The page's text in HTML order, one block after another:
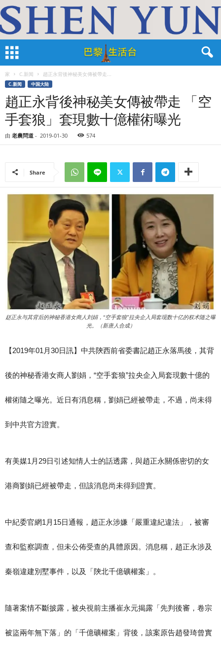
家 C.新闻 趙正永背後神秘美女傳被帶走...
C.新闻 中国大陆
趙正永背後神秘美女傳被帶走 「空
手套狼」套現數十億權術曝光
由 老農問道 - 2019-01-30 574
Share
赵正永与其背后的神秘香港女商人刘娟，“空手套狼”拉央企入局套现数十亿的权术随之曝
光。（新唐人合成）
【2019年01月30日訊】中共陝西前省委書記趙正永落馬後，其背
後的神秘香港女商人劉娟，“空手套狼”拉央企入局套現數十億的
權術隨之曝光。近日有消息稱，劉娟已經被帶走，不過，尚未得
到中共官方證實。
有美媒1月29日引述知情人士的話透露，與趙正永關係密切的女
港商劉娟已經被帶走，但該消息尚未得到證實。
中紀委官網1月15日通報，趙正永涉嫌「嚴重違紀違法」，被審
查和監察調查，但未公佈受查的具體原因。消息稱，趙正永涉及
秦嶺違建別墅事件，以及「陝北千億礦權案」。
隨著案情不斷披露，被央視前主播崔永元揭露「先判後審，卷宗
被盜兩年無下落」的「千億礦權案」背後，該案原告趙發琦曾實